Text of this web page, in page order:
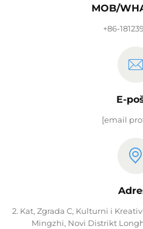
MOB/
+86-
E-
[email
2. Kat, Zgrada C, Kulturni i
Mingzhi, Novi Distrikt